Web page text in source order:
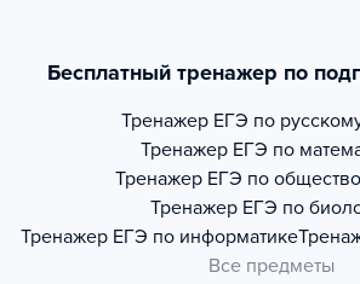
Бесплатный тренажер по
Тренажер ЕГЭ по
Тренажер ЕГЭ по
Тренажер ЕГЭ по
Тренажер ЕГЭ по
Тренажер ЕГЭ по информатике
Все предметы